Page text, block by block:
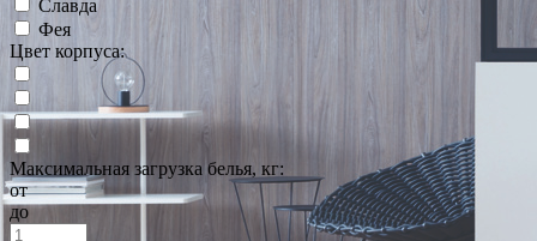
Славда
Фея
Цвет корпуса:
Максимальная загрузка белья, кг:
от
до